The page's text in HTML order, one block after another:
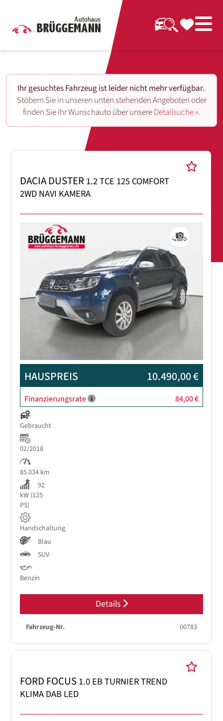
Ihr gesuchtes Fahrzeug ist leider nicht mehr verfügbar.
Stöbern Sie in unseren unten stehenden Angeboten oder
finden Sie Ihr Wunschauto über unsereDetailsuche ».
DACIA DUSTER1.2 TCE 125 COMFORT
2WD NAVI KAMERA
Previous Next
HAUSPREIS 10.490,00 €
Finanzierungsrate 84,00 €
Gebraucht
02/2018
85.034 km
92
kW (125
PS)
Handschaltung
Blau
SUV
Benzin
Details
Fahrzeug-Nr. 00783
FORD FOCUS1.0 EB TURNIER TREND
KLIMA DAB LED